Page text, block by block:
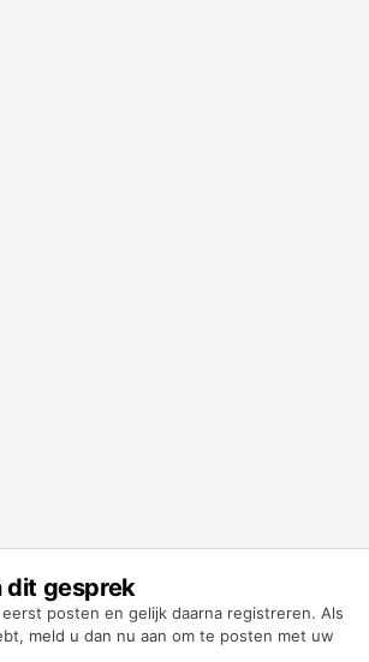
dit gesprek
posten en gelijk daarna registreren. Als
meld u dan nu aan om te posten met uw